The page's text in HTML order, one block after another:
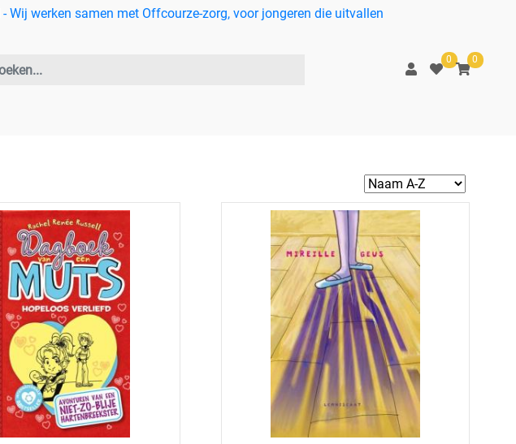
- Wij werken samen met Offcourze-zorg, voor jongeren die uitvallen
0 0